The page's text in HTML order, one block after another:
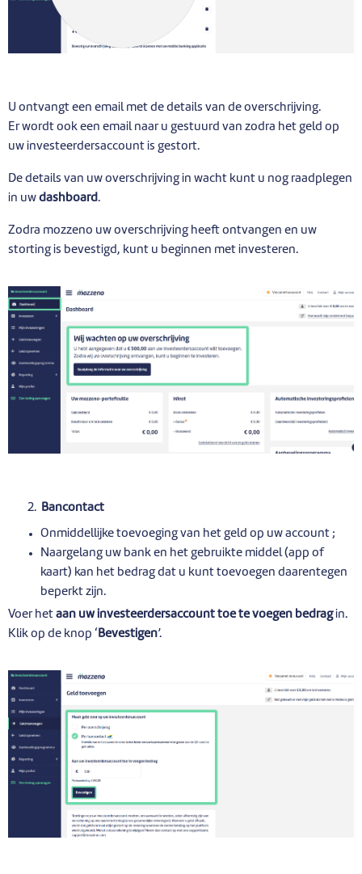
U ontvangt een email met de details van de overschrijving.
Er wordt ook een email naar u gestuurd van zodra het geld op
uw investeerdersaccount is gestort.
De details van uw overschrijving in wacht kunt u nog raadplegen
in uw dashboard.
Zodra mozzeno uw overschrijving heeft ontvangen en uw
storting is bevestigd, kunt u beginnen met investeren.
2. Bancontact
Onmiddellijke toevoeging van het geld op uw account ;
Naargelang uw bank en het gebruikte middel (app of
kaart) kan het bedrag dat u kunt toevoegen daarentegen
beperkt zijn.
Voer het aan uw investeerdersaccount toe te voegen bedragin.
Klik op de knop ‘Bevestigen’.